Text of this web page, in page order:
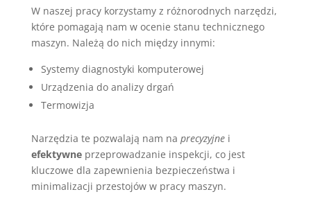
W naszej pracy korzystamy z różnorodnych narzędzi,
które pomagają nam w ocenie stanu technicznego
maszyn. Należą do nich między innymi:
Systemy diagnostyki komputerowej
Urządzenia do analizy drgań
Termowizja
Narzędzia te pozwalają nam na precyzyjnei
efektywneprzeprowadzanie inspekcji, co jest
kluczowe dla zapewnienia bezpieczeństwa i
minimalizacji przestojów w pracy maszyn.